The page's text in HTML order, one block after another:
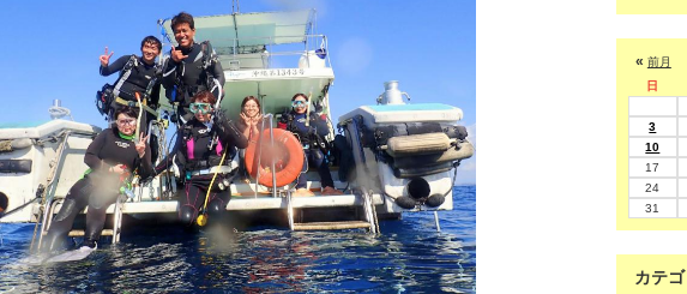
« 前月
日
3
10
17
24
31
カテゴ